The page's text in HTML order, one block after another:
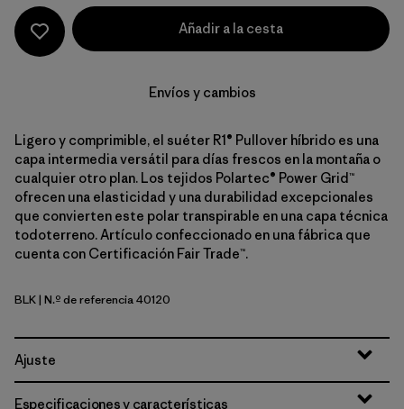
Añadir a la cesta
Envíos y cambios
Ligero y comprimible, el suéter R1® Pullover híbrido es una
capa intermedia versátil para días frescos en la montaña o
cualquier otro plan. Los tejidos Polartec® Power Grid™
ofrecen una elasticidad y una durabilidad excepcionales
que convierten este polar transpirable en una capa técnica
todoterreno. Artículo confeccionado en una fábrica que
cuenta con Certificación Fair Trade™.
Black
BLK| N.º de referencia 40120
Ajuste
Especificaciones y características